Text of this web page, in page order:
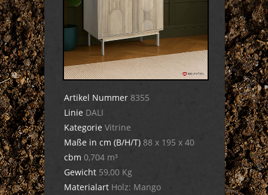
Artikel Nummer 8355
Linie DALI
Kategorie Vitrine
Maße in cm (B/H/T) 88 x 195 x 40
cbm 0,704 m³
Gewicht 59,00 Kg
Materialart Holz: Mango